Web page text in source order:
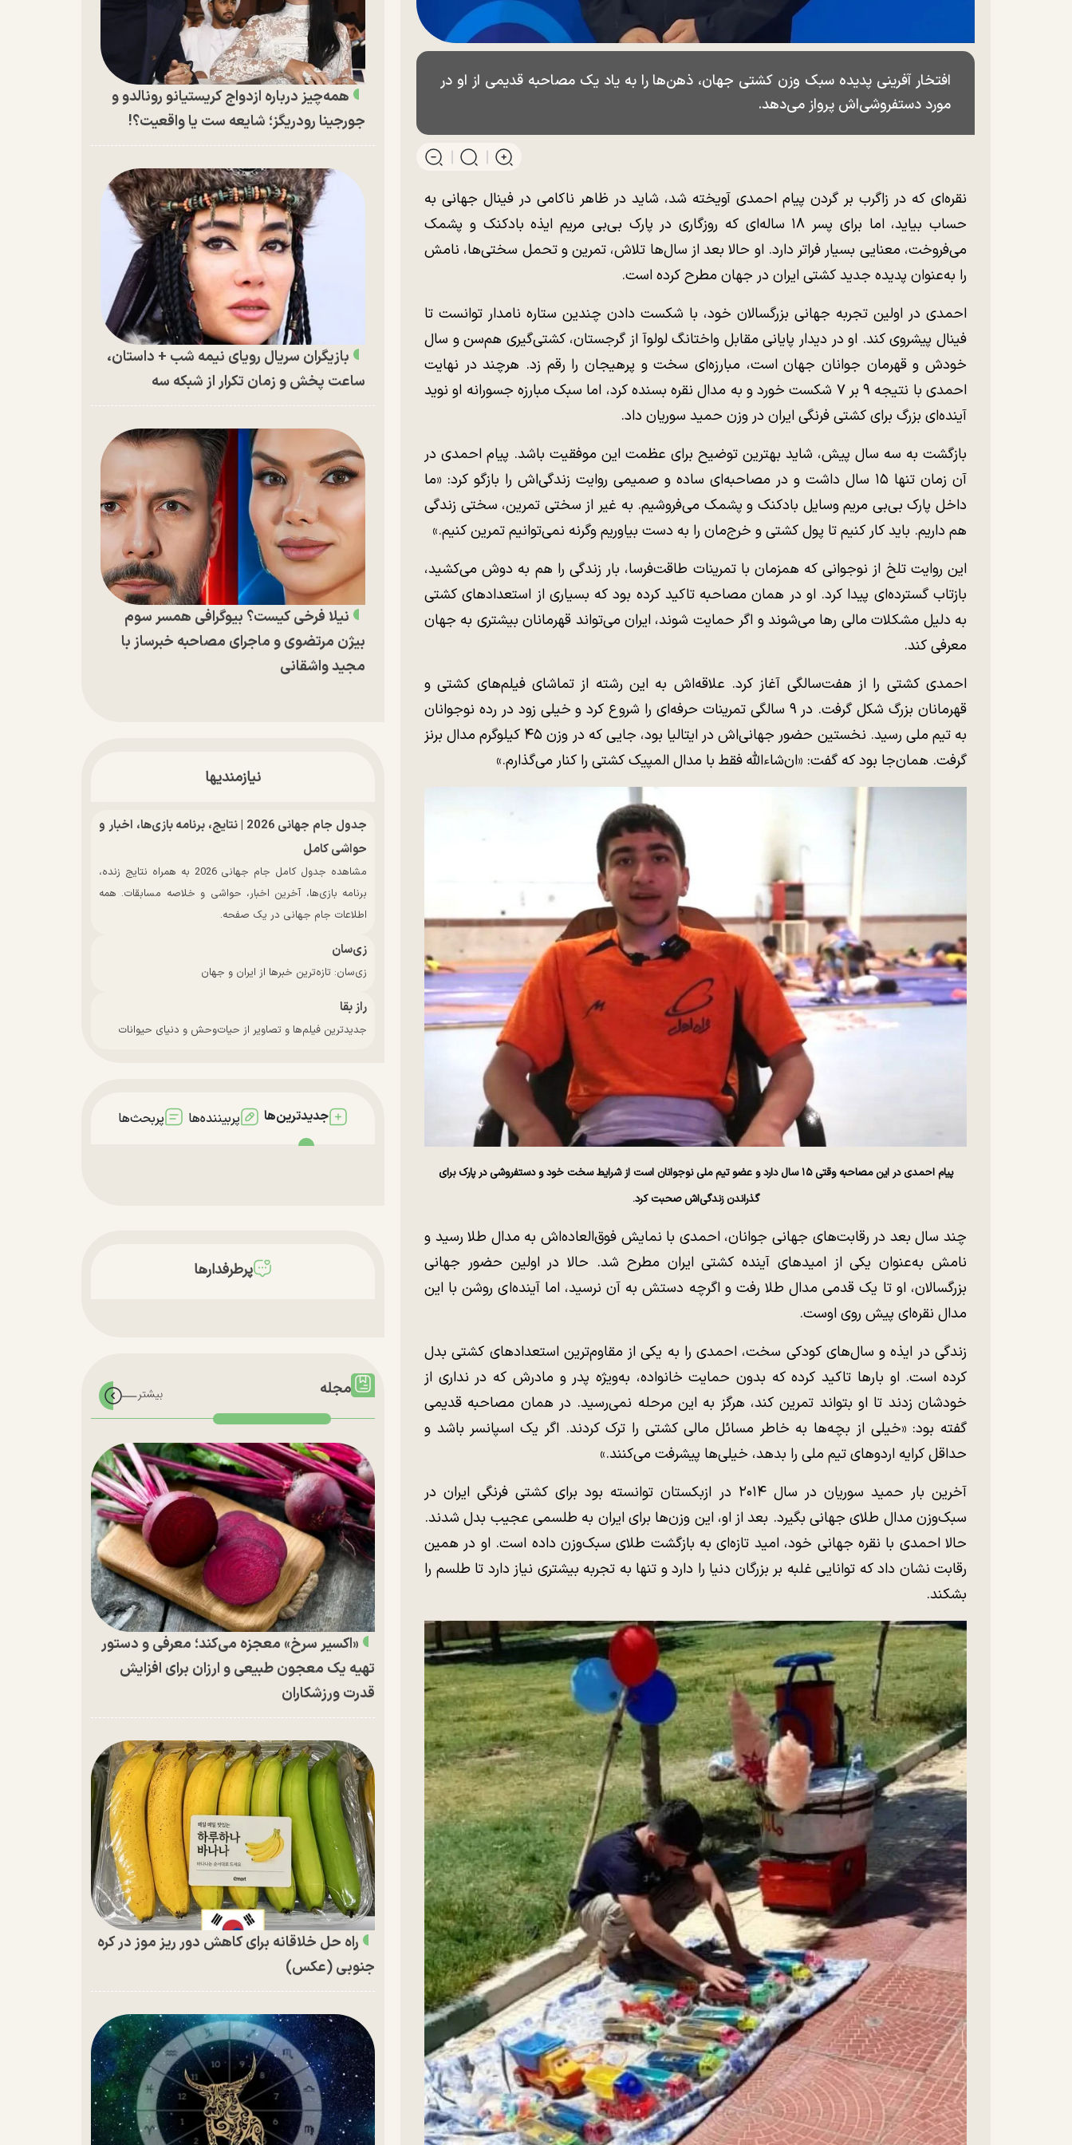
افتخار آفرینی پدیده سبک وزن کشتی جهان، ذهن‌ها را به یاد یک مصاحبه قدیمی از او در
مورد دستفروشی‌اش پرواز می‌دهد.
نقره‌ای که در زاگرب بر گردن پیام احمدی آویخته شد، شاید در ظاهر ناکامی در فینال جهانی به
حساب بیاید، اما برای پسر ۱۸ ساله‌ای که روزگاری در پارک بی‌بی مریم ایذه بادکنک و پشمک
می‌فروخت، معنایی بسیار فراتر دارد. او حالا بعد از سال‌ها تلاش، تمرین و تحمل سختی‌ها، نامش
را به‌عنوان پدیده جدید کشتی ایران در جهان مطرح کرده است.
احمدی در اولین تجربه جهانی بزرگسالان خود، با شکست دادن چندین ستاره نامدار توانست تا
فینال پیشروی کند. او در دیدار پایانی مقابل واختانگ لولوآ از گرجستان، کشتی‌گیری هم‌سن و سال
خودش و قهرمان جوانان جهان است، مبارزه‌ای سخت و پرهیجان را رقم زد. هرچند در نهایت
احمدی با نتیجه ۹ بر ۷ شکست خورد و به مدال نقره بسنده کرد، اما سبک مبارزه جسورانه او نوید
آینده‌ای بزرگ برای کشتی فرنگی ایران در وزن حمید سوریان داد.
بازگشت به سه سال پیش، شاید بهترین توضیح برای عظمت این موفقیت باشد. پیام احمدی در
آن زمان تنها ۱۵ سال داشت و در مصاحبه‌ای ساده و صمیمی روایت زندگی‌اش را بازگو کرد: «ما
داخل پارک بی‌بی مریم وسایل بادکنک و پشمک می‌فروشیم. به غیر از سختی تمرین، سختی زندگی
هم داریم. باید کار کنیم تا پول کشتی و خرج‌مان را به دست بیاوریم وگرنه نمی‌توانیم تمرین کنیم.»
این روایت تلخ از نوجوانی که همزمان با تمرینات طاقت‌فرسا، بار زندگی را هم به دوش می‌کشید،
بازتاب گسترده‌ای پیدا کرد. او در همان مصاحبه تاکید کرده بود که بسیاری از استعداد‌های کشتی
به دلیل مشکلات مالی رها می‌شوند و اگر حمایت شوند، ایران می‌تواند قهرمانان بیشتری به جهان
معرفی کند.
احمدی کشتی را از هفت‌سالگی آغاز کرد. علاقه‌اش به این رشته از تماشای فیلم‌های کشتی و
قهرمانان بزرگ شکل گرفت. در ۹ سالگی تمرینات حرفه‌ای را شروع کرد و خیلی زود در رده نوجوانان
به تیم ملی رسید. نخستین حضور جهانی‌اش در ایتالیا بود، جایی که در وزن ۴۵ کیلوگرم مدال برنز
گرفت. همان‌جا بود که گفت: «ان‌شاءالله فقط با مدال المپیک کشتی را کنار می‌گذارم.»
پیام احمدی در این مصاحبه وقتی ۱۵ سال دارد و عضو تیم ملی نوجوانان است از شرایط سخت خود و دستفروشی در پارک برای
گذراندن زندگی‌اش صحبت کرد.
چند سال بعد در رقابت‌های جهانی جوانان، احمدی با نمایش فوق‌العاده‌اش به مدال طلا رسید و
نامش به‌عنوان یکی از امید‌های آینده کشتی ایران مطرح شد. حالا در اولین حضور جهانی
بزرگسالان، او تا یک قدمی مدال طلا رفت و اگرچه دستش به آن نرسید، اما آینده‌ای روشن با این
مدال نقره‌ای پیش روی اوست.
زندگی در ایذه و سال‌های کودکی سخت، احمدی را به یکی از مقاوم‌ترین استعداد‌های کشتی بدل
کرده است. او بار‌ها تاکید کرده که بدون حمایت خانواده، به‌ویژه پدر و مادرش که در نداری از
خودشان زدند تا او بتواند تمرین کند، هرگز به این مرحله نمی‌رسید. در همان مصاحبه قدیمی
گفته بود: «خیلی از بچه‌ها به خاطر مسائل مالی کشتی را ترک کردند. اگر یک اسپانسر باشد و
حداقل کرایه اردو‌های تیم ملی را بدهد، خیلی‌ها پیشرفت می‌کنند.»
آخرین بار حمید سوریان در سال ۲۰۱۴ در ازبکستان توانسته بود برای کشتی فرنگی ایران در
سبک‌وزن مدال طلای جهانی بگیرد. بعد از او، این وزن‌ها برای ایران به طلسمی عجیب بدل شدند.
حالا احمدی با نقره جهانی خود، امید تازه‌ای به بازگشت طلای سبک‌وزن داده است. او در همین
رقابت نشان داد که توانایی غلبه بر بزرگان دنیا را دارد و تنها به تجربه بیشتری نیاز دارد تا طلسم را
بشکند.
همه‌چیز درباره ازدواج کریستیانو رونالدو و
جورجینا رودریگز؛ شایعه ست یا واقعیت؟!
بازیگران سریال رویای نیمه شب + داستان،
ساعت پخش و زمان تکرار از شبکه سه
نیلا فرخی کیست؟ بیوگرافی همسر سوم
بیژن مرتضوی و ماجرای مصاحبه خبرساز با
مجید واشقانی
نیازمندیها
جدول جام جهانی 2026 | نتایج، برنامه بازی‌ها، اخبار و
حواشی کامل
مشاهده جدول کامل جام جهانی 2026 به همراه نتایج زنده،
برنامه بازی‌ها، آخرین اخبار، حواشی و خلاصه مسابقات. همه
اطلاعات جام جهانی در یک صفحه.
زی‌سان
زی‌سان: تازه‌ترین خبرها از ایران و جهان
راز بقا
جدیدترین فیلم‌ها و تصاویر از حیات‌وحش و دنیای حیوانات
جدیدترین‌ها پربیننده‌ها پربحث‌ها
پرطرفدارها
مجله
«اکسیر سرخ» معجزه می‌کند؛ معرفی و دستور
تهیه یک معجون طبیعی و ارزان برای افزایش
قدرت ورزشکاران
راه حل خلاقانه برای کاهش دور ریز موز در کره
جنوبی (عکس)